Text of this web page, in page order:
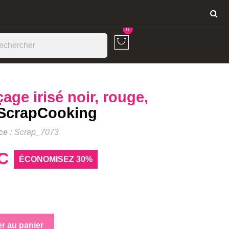
0
irisé noir, rouge,
: Scrap_7073
ÉCONOMISEZ 30%
au panier